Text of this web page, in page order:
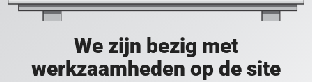
We zijn bezig met
werkzaamheden op de site